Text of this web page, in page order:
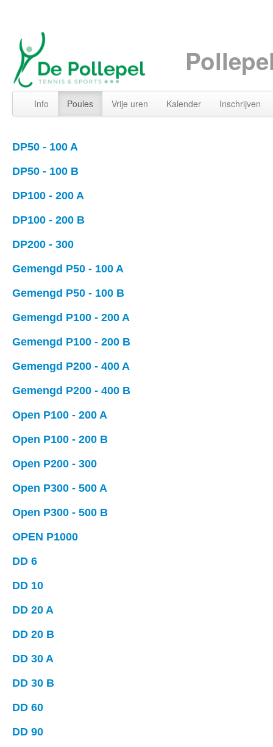
Info Poules Vrije uren Kalender Inschrijven
DP50 - 100 A
DP50 - 100 B
DP100 - 200 A
DP100 - 200 B
DP200 - 300
Gemengd P50 - 100 A
Gemengd P50 - 100 B
Gemengd P100 - 200 A
Gemengd P100 - 200 B
Gemengd P200 - 400 A
Gemengd P200 - 400 B
Open P100 - 200 A
Open P100 - 200 B
Open P200 - 300
Open P300 - 500 A
Open P300 - 500 B
OPEN P1000
DD 6
DD 10
DD 20 A
DD 20 B
DD 30 A
DD 30 B
DD 60
DD 90